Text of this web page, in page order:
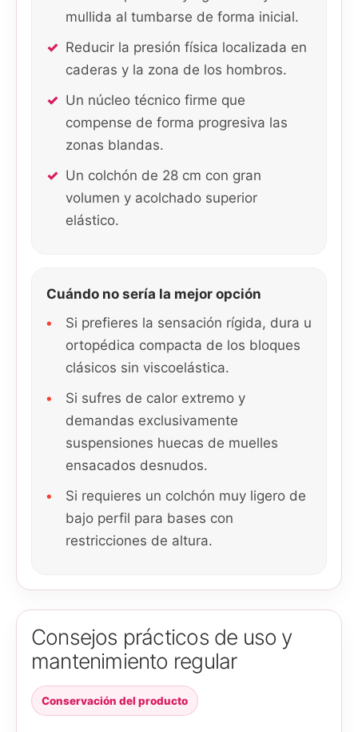
mullida al tumbarse de forma inicial.
Reducir la presión física localizada en
caderas y la zona de los hombros.
Un núcleo técnico firme que
compense de forma progresiva las
zonas blandas.
Un colchón de 28 cm con gran
volumen y acolchado superior
elástico.
Cuándo no sería la mejor opción
Si prefieres la sensación rígida, dura u
ortopédica compacta de los bloques
clásicos sin viscoelástica.
Si sufres de calor extremo y
demandas exclusivamente
suspensiones huecas de muelles
ensacados desnudos.
Si requieres un colchón muy ligero de
bajo perfil para bases con
restricciones de altura.
Consejos prácticos de uso y
mantenimiento regular
Conservación del producto